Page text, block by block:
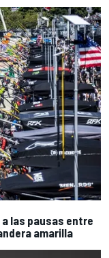
las pausas entre
amarilla